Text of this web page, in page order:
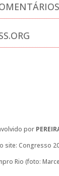
por
site: Congresso
Rio (foto: